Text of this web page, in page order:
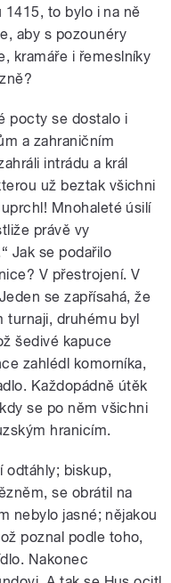
1415, to bylo i na ně
aby s pozounéry
kramáře i řemeslníky
pocty se dostalo i
a zahraničním
intrádu a král
už beztak všichni
Mnohaleté úsilí
právě vy
Jak se podařilo
V přestrojení. V
se zapřísahá, že
turnaji, druhému byl
šedivé kapuce
zahlédl komorníka,
Každopádně útěk
se po něm všichni
hranicím.
odtáhly; biskup,
se obrátil na
nebylo jasné; nějakou
poznal podle toho,
Nakonec